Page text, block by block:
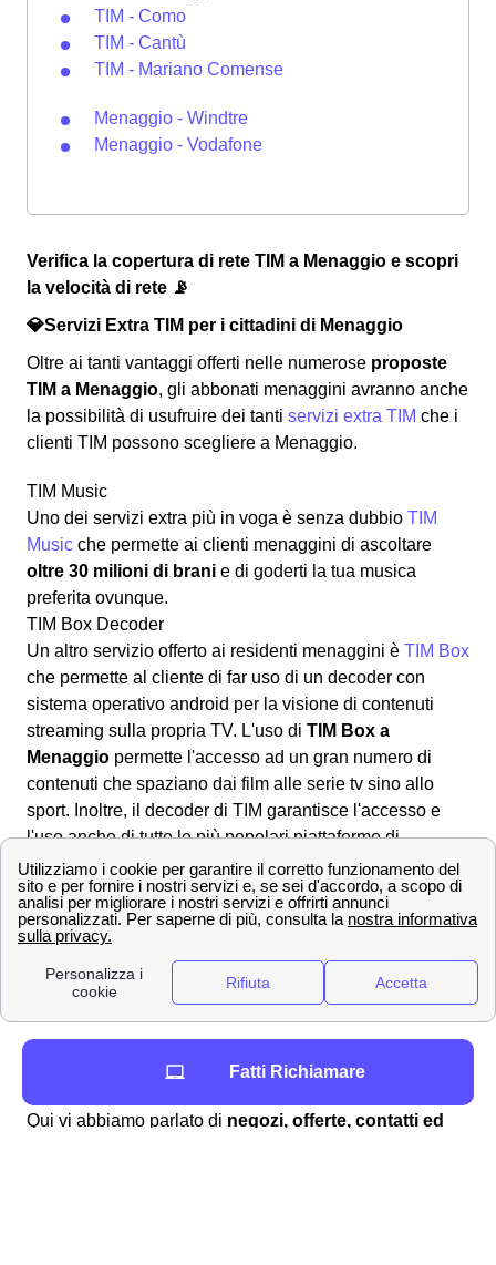
TIM - Como
TIM - Cantù
TIM - Mariano Comense
Menaggio - Windtre
Menaggio - Vodafone
Verifica la copertura di rete TIM a Menaggio e scopri
la velocità di rete 📡
💎Servizi Extra TIM per i cittadini di Menaggio
Oltre ai tanti vantaggi offerti nelle numerose proposte
TIM a Menaggio, gli abbonati menaggini avranno anche
la possibilità di usufruire dei tanti servizi extra TIM che i
clienti TIM possono scegliere a Menaggio.
TIM Music
Uno dei servizi extra più in voga è senza dubbio TIM
Music che permette ai clienti menaggini di ascoltare
oltre 30 milioni di brani e di goderti la tua musica
preferita ovunque.
TIM Box Decoder
Un altro servizio offerto ai residenti menaggini è TIM Box
che permette al cliente di far uso di un decoder con
sistema operativo android per la visione di contenuti
streaming sulla propria TV. L'uso di TIM Box a
Menaggio permette l'accesso ad un gran numero di
contenuti che spaziano dai film alle serie tv sino allo
sport. Inoltre, il decoder di TIM garantisce l'accesso e
l'uso anche di tutte le più popolari piattaforme di
streaming quali Netflix, Prime Video o DAZN.
Offerte e tariffe TIM a Menaggio per internet, WiFi e
rete mobile
Menaggio. Offerte per giovani, offerte TIM con dati
illimitati o con le migliori reti.
Menaggio, ma anche nelle altre città
Qui vi abbiamo parlato di negozi, offerte, contatti ed
Fatti Richiamare